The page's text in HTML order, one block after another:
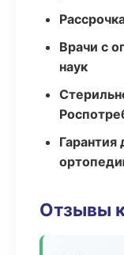
Врачи с
наук
Гарантия
Отзывы